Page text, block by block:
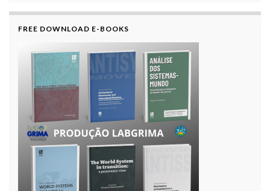
FREE DOWNLOAD E-BOOKS